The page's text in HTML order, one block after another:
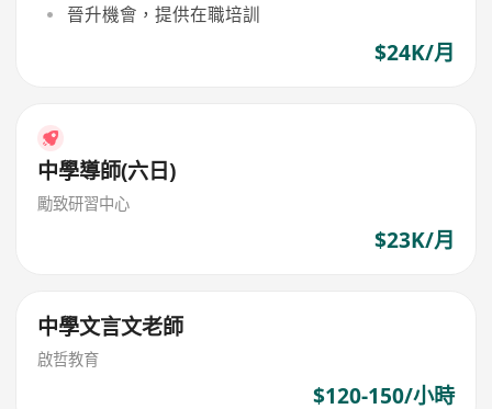
晉升機會，提供在職培訓
$24K/月
中學導師(六日)
勵致研習中心
$23K/月
中學文言文老師
啟哲教育
$120-150/小時